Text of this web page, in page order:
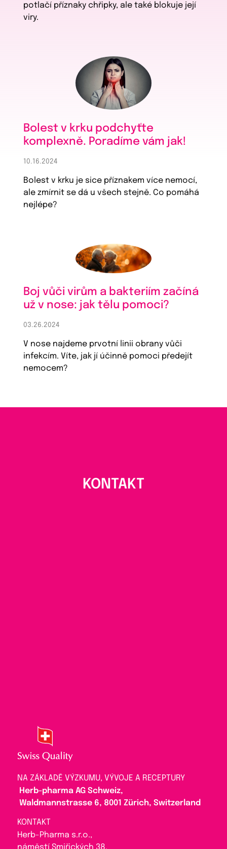
potlačí příznaky chřipky, ale také blokuje její
viry.
Bolest v krku podchyťte
komplexně. Poradíme vám jak!
10.16.2024
Bolest v krku je sice příznakem více nemocí,
ale zmírnit se dá u všech stejně. Co pomáhá
nejlépe?
Boj vůči virům a bakteriím začíná
už v nose: jak tělu pomoci?
03.26.2024
V nose najdeme prvotní linii obrany vůči
infekcím. Víte, jak jí účinně pomoci předejít
nemocem?
KONTAKT
NA ZÁKLADĚ VÝZKUMU, VÝVOJE A RECEPTURY
Herb-pharma AG Schweiz,
Waldmannstrasse 6, 8001 Zürich, Switzerland
KONTAKT
Herb-Pharma s.r.o.,
náměstí Smiřických 38,